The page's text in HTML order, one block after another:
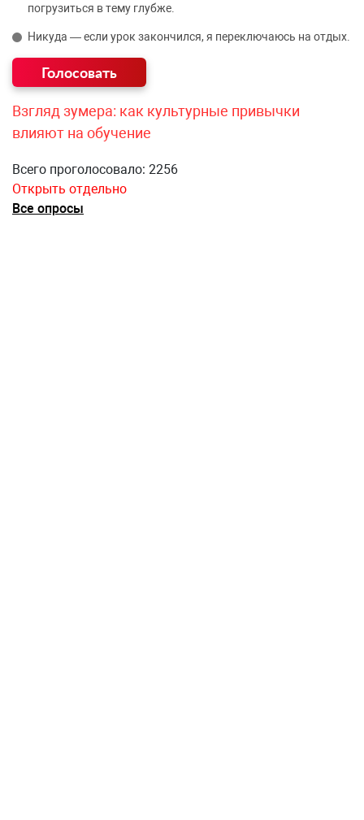
погрузиться в тему глубже.
Никуда — если урок закончился, я переключаюсь на отдых.
Взгляд зумера: как культурные привычки
влияют на обучение
Всего проголосовало: 2256
Открыть отдельно
Все опросы